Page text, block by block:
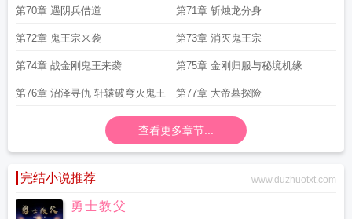
第70章 遇阴兵借道 第71章 斩烛龙分身
第72章 鬼王宗来袭 第73章 消灭鬼王宗
第74章 战金刚鬼王来袭 第75章 金刚归服与秘境机缘
第76章 沼泽寻仇 轩辕破穹灭鬼王 第77章 大帝墓探险
查看更多章节...
完结小说推荐 www.duzhuotxt.com
勇士教父